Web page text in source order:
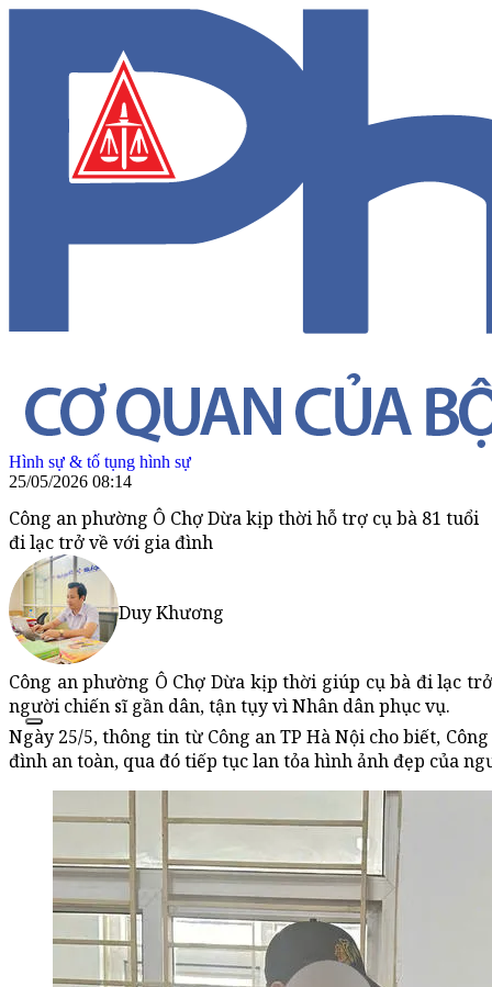
Hình sự & tố tụng hình sự
25/05/2026 08:14
Công an phường Ô Chợ Dừa kịp thời hỗ trợ cụ bà 81 tuổi
đi lạc trở về với gia đình
Duy Khương
Công an phường Ô Chợ Dừa kịp thời giúp cụ bà đi lạc
người chiến sĩ gần dân, tận tụy vì Nhân dân phục vụ.
Ngày 25/5, thông tin từ Công an TP Hà Nội cho biết,
đình an toàn, qua đó tiếp tục lan tỏa hình ảnh đẹp của